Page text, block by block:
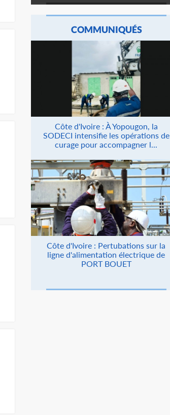
COMMUNIQUÉS
Côte d'Ivoire : À Yopougon, la
SODECI intensifie les opérations de
curage pour accompagner l...
Côte d'Ivoire : Pertubations sur la
ligne d'alimentation électrique de
PORT BOUET